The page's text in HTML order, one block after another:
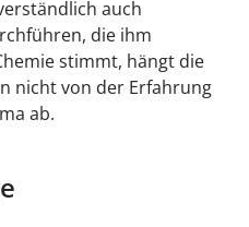
auch
die ihm
stimmt, hängt die
nicht von der Erfahrung
ab.